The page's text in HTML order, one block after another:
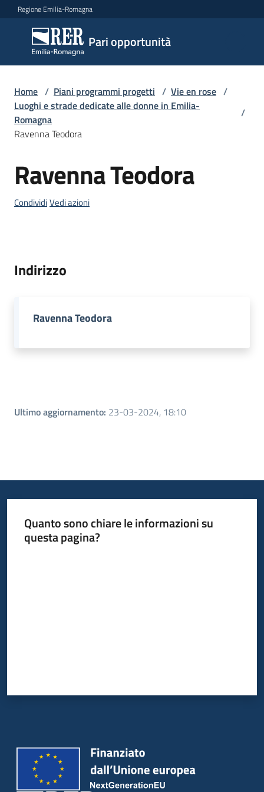
Vai al contenuto
Vai alla navigazione
Vai al footer
Regione Emilia-Romagna
Pari opportunità
Pari
opportunità
Argomenti
Servizi
Progetti
Home / Piani programmi progetti / Vie en rose /
Luoghi e strade dedicate alle donne in Emilia-
Romagna
/
Ravenna Teodora
Salta al contenuto
Ravenna Teodora
CondividiVedi azioni
Indirizzo
Ravenna Teodora
Ultimo aggiornamento: 23-03-2024, 18:10
Quanto sono chiare le informazioni su
questa pagina?